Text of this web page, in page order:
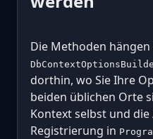
Die Methoden hängen
dorthin, wo Sie Ihre
beiden üblichen Orte
Kontext selbst und die
Registrierung in